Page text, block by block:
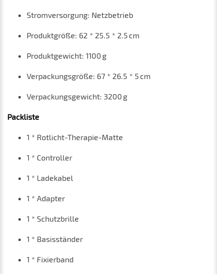
Stromversorgung: Netzbetrieb
Produktgröße: 62 * 25.5 * 2.5 cm
Produktgewicht: 1100 g
Verpackungsgröße: 67 * 26.5 * 5 cm
Verpackungsgewicht: 3200 g
Packliste
1 * Rotlicht-Therapie-Matte
1 * Controller
1 * Ladekabel
1 * Adapter
1 * Schutzbrille
1 * Basisständer
1 * Fixierband